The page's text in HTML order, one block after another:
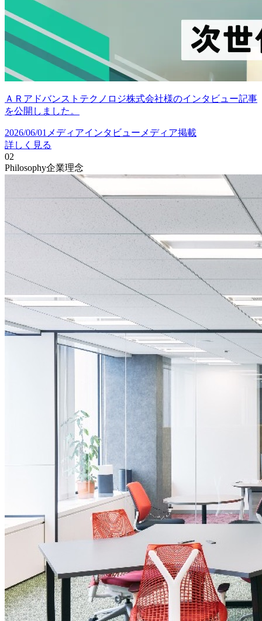
ＡＲアドバンストテクノロジ株式会社様のインタビュー記事
を公開しました。
2026/06/01 メディアインタビュー メディア掲載
詳しく見る
02
Philosophy企業理念